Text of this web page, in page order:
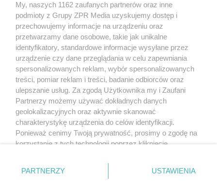
Żaden utwór zamieszczony w serwisie nie może być powielany i
rozpowszechniany lub dalej rozpowszechniany w jakikolwiek sposób (w
tym także elektroniczny lub mechaniczny) na jakimkolwiek polu
eksploatacji w jakiejkolwiek formie, włącznie z umieszczaniem w Internecie
bez pisemnej zgody właściciela praw. Jakiekolwiek użycie lub
wykorzystanie utworów w całości lub w części z naruszeniem prawa, tzn.
bez właściwej zgody, jest zabronione pod groźbą kary i może być ścigane
prawnie.
O nas
My, naszych 1162 zaufanych partnerów oraz inne
podmioty z Grupy ZPR Media uzyskujemy dostęp i
przechowujemy informacje na urządzeniu oraz
przetwarzamy dane osobowe, takie jak unikalne
identyfikatory, standardowe informacje wysyłane przez
urządzenie czy dane przeglądania w celu zapewniania
spersonalizowanych reklam, wybór spersonalizowanych
treści, pomiar reklam i treści, badanie odbiorców oraz
ulepszanie usług. Za zgodą Użytkownika my i Zaufani
Partnerzy możemy używać dokładnych danych
geolokalizacyjnych oraz aktywnie skanować
charakterystykę urządzenia do celów identyfikacji.
Ponieważ cenimy Twoją prywatność, prosimy o zgodę na
korzystanie z tych technologii poprzez kliknięcie
zmienić/wycofać klikając przycisk ustawień prywatności
znajdujący się w lewym dolnym rogu strony
PARTNERZY USTAWIENIA